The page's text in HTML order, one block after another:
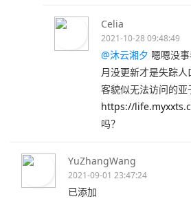
Celia
2021-10-28 09:48:49
@沐云湘夕 嗯嗯没
月没更新才是失踪
客貌似无法访问的亚
https://
吗？
YuZhangWang
2021-09-01 23:47:24
已添加